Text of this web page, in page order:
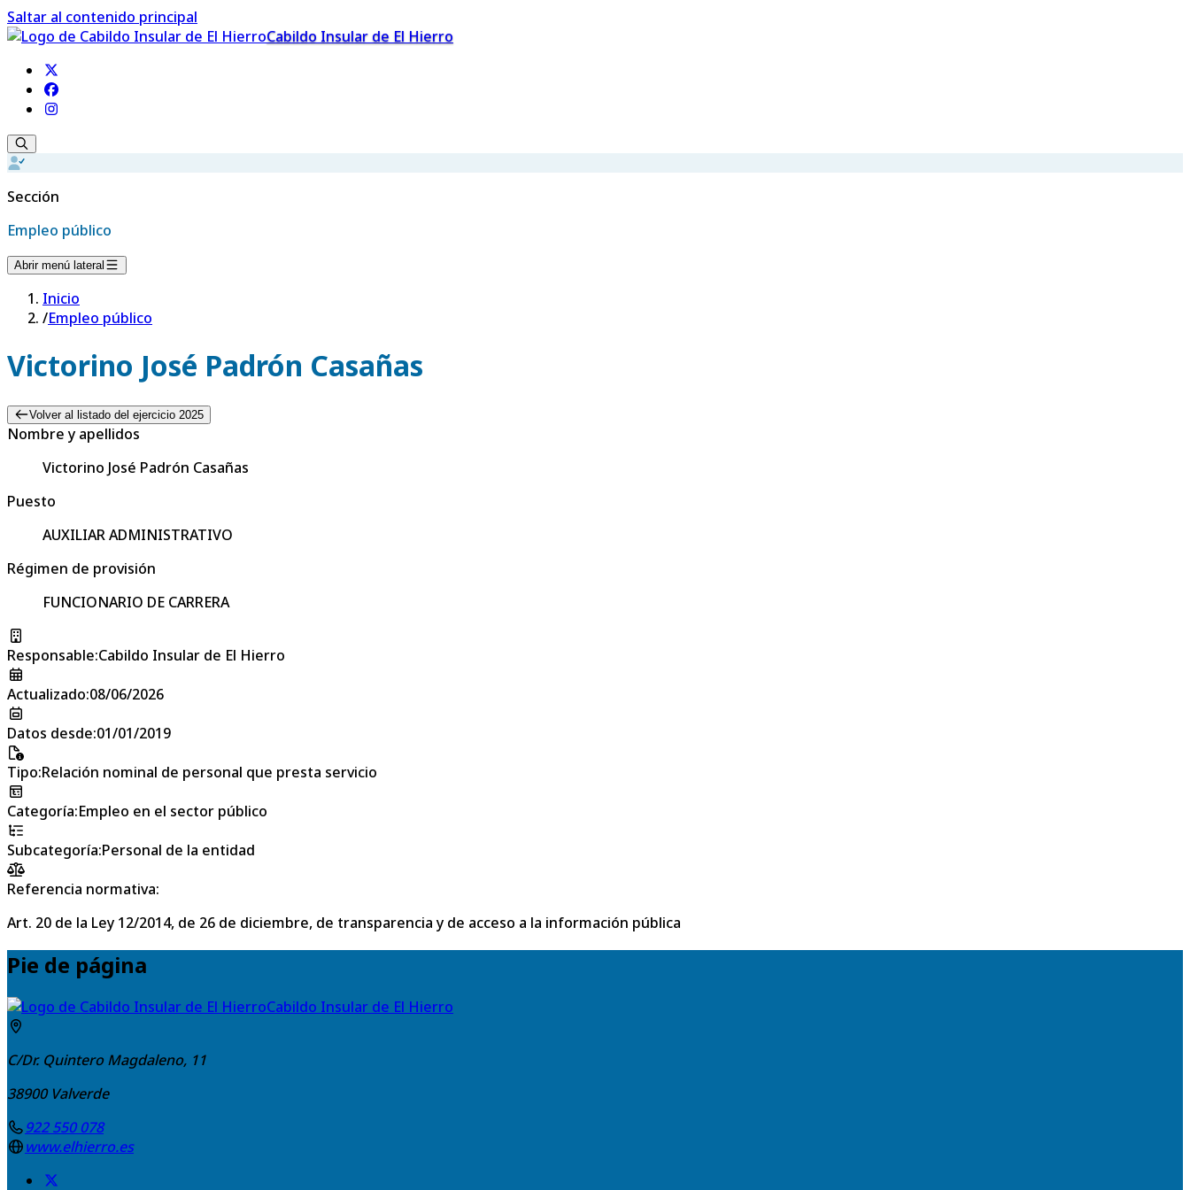
Saltar al contenido principal
Cabildo Insular de El Hierro
Sección
Empleo público
Abrir menú lateral
Inicio
/Empleo público
Victorino José Padrón Casañas
Volver al listado del ejercicio 2025
Nombre y apellidos
Victorino José Padrón Casañas
Puesto
AUXILIAR ADMINISTRATIVO
Régimen de provisión
FUNCIONARIO DE CARRERA
Responsable:Cabildo Insular de El Hierro
Actualizado:08/06/2026
Datos desde:01/01/2019
Tipo:Relación nominal de personal que presta servicio
Categoría:Empleo en el sector público
Subcategoría:Personal de la entidad
Referencia normativa:
Art. 20 de la Ley 12/2014, de 26 de diciembre, de transparencia y de acceso a la información pública
Pie de página
Cabildo Insular de El Hierro
C/Dr. Quintero Magdaleno, 11
38900 Valverde
922 550 078
www.elhierro.es